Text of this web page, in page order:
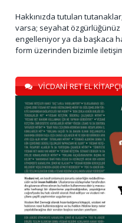
Hakkınızda tutulan
varsa; seyahat özgürlüğünüz
engelleniyor ya da başkaca
form üzerinden bizimle
VİCDANİ RET EL